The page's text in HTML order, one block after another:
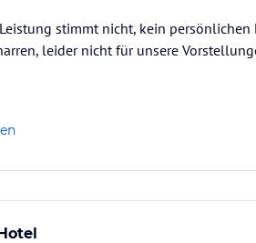
stimmt nicht, kein
leider nicht für unsere